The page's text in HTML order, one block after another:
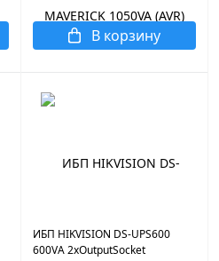
В корзину
ИБП HIKVISION DS-UPS600
600VA 2xOutputSocket